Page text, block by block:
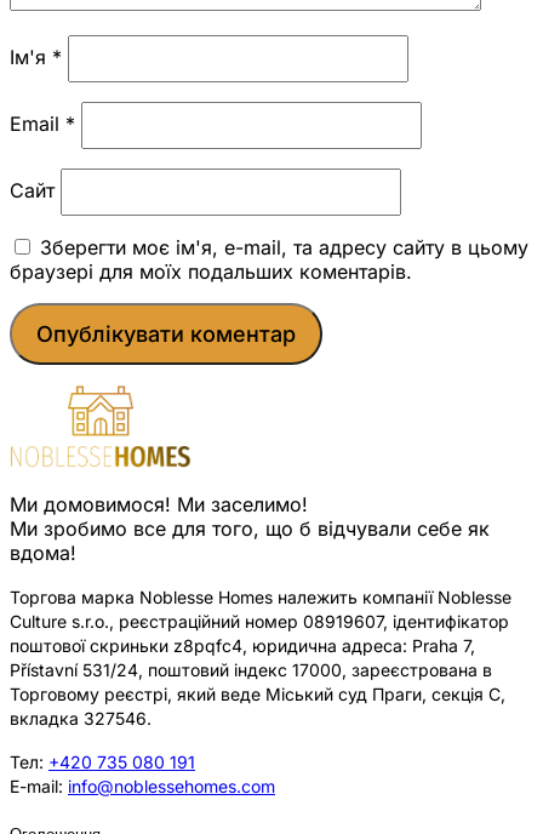
Ім'я *
Email *
Сайт
Зберегти моє ім'я, e-mail, та адресу сайту в цьому
браузері для моїх подальших коментарів.
Ми домовимося! Ми заселимо!
Ми зробимо все для того, що б відчували себе як
вдома!
Торгова марка Noblesse Homes належить компанії Noblesse
Culture s.r.o., реєстраційний номер 08919607, ідентифікатор
поштової скриньки z8pqfc4, юридична адреса: Praha 7,
Přístavní 531/24, поштовий індекс 17000, зареєстрована в
Торговому реєстрі, який веде Міський суд Праги, секція C,
вкладка 327546.
Тел: +420 735 080 191
E-mail: info@noblessehomes.com